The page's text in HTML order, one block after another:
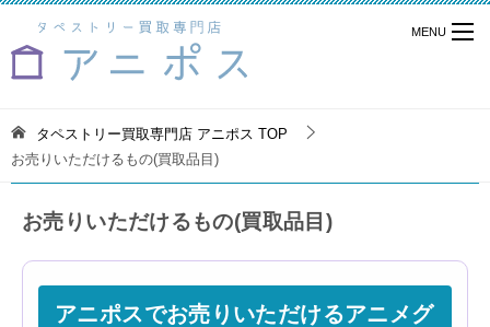
タペストリー買取専門店 アニポス TOP
お売りいただけるもの(買取品目)
お売りいただけるもの(買取品目)
アニポスでお売りいただけるアニメグ